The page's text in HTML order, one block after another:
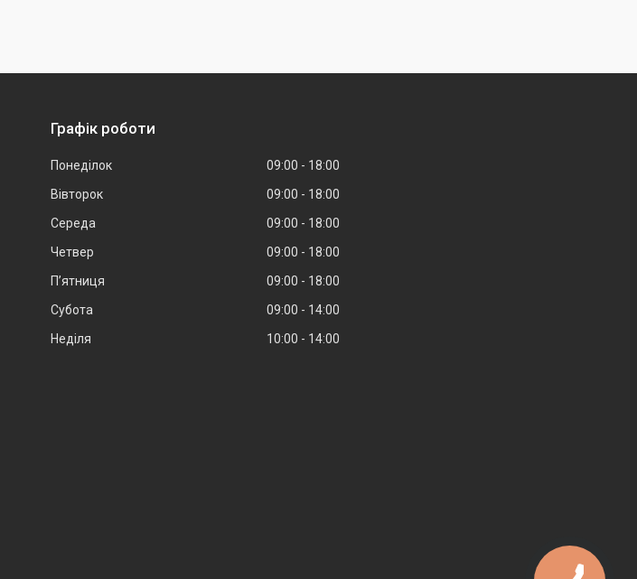
Графік роботи
Понеділок 09:00
18:00
Вівторок
09:00
18:00
Середа
09:00
18:00
Четвер
09:00
18:00
Пʼятниця
09:00
18:00
Субота
09:00
14:00
Неділя
10:00 14:00